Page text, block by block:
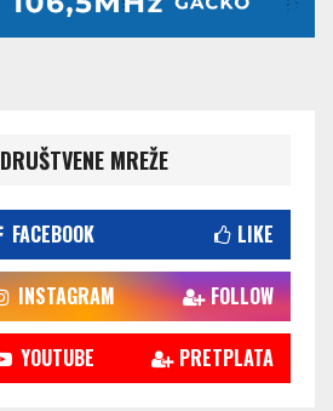
DRUŠTVENE MREŽE
FACEBOOK LIKE
INSTAGRAM FOLLOW
YOUTUBE PRETPLATA